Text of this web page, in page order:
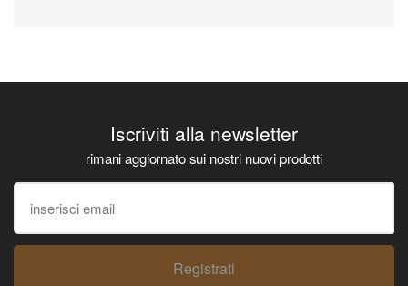
Iscriviti alla newsletter
rimani aggiornato sui nostri nuovi prodotti
Registrati